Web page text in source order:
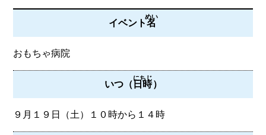
イベント名
めい
おもちゃ病院
いつ（日時
にちじ
）
９月１９日（土）１０時から１４時